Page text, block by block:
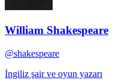
William Shakespeare
@shakespeare
İngiliz şair ve oyun yazarı